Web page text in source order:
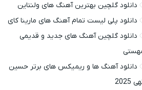
دانلود گلچین بهترین آهنگ های ولنتاین
دانلود پلی لیست تمام آهنگ های مارینا کای
دانلود گلچین آهنگ های جدید و قدیمی
دانلود آهنگ ها و ریمیکس های برتر حسین
2025